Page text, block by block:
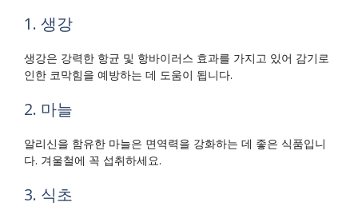
1. 생강
생강은 강력한 항균 및 항바이러스 효과를 가지고 있어 감기로
인한 코막힘을 예방하는 데 도움이 됩니다.
2. 마늘
알리신을 함유한 마늘은 면역력을 강화하는 데 좋은 식품입니
다. 겨울철에 꼭 섭취하세요.
3. 식초